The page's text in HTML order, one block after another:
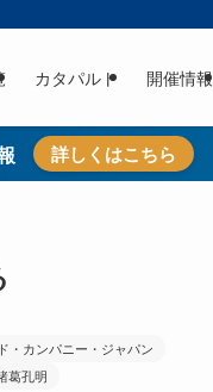
カタパルト 開催情報
詳しくはこちら
・カンパニー・ジャパン
葛孔明